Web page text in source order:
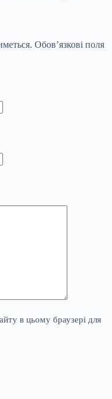
Обов’язкові поля
в цьому браузері для